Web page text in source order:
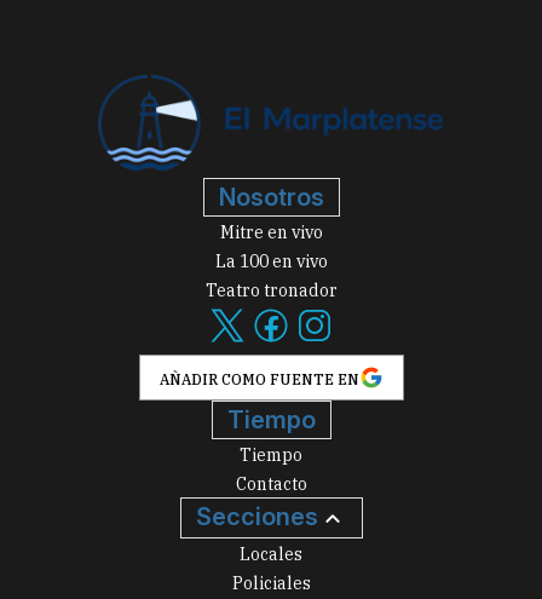
Nosotros
Mitre en vivo
La 100 en vivo
Teatro tronador
AÑADIR COMO FUENTE EN
Tiempo
Tiempo
Contacto
Secciones
Locales
Policiales